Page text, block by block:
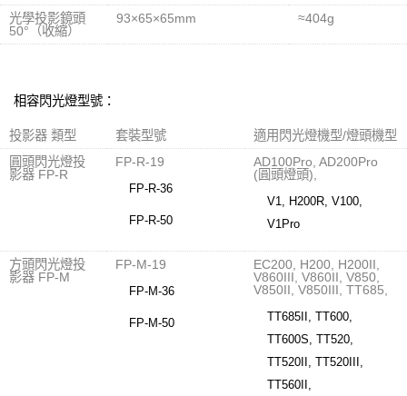
光學投影鏡頭
50°（收縮）
93×65×65mm ≈404g
相容閃光燈型號：
投影器 類型 套裝型號
適用閃光燈機型/燈頭機型
圓頭閃光燈投
影器 FP-R
FP-R-19
FP-R-36
FP-R-50
AD100Pro, AD200Pro
(圓頭燈頭),
V1, H200R, V100,
V1Pro
方頭閃光燈投
影器 FP-M
FP-M-19
FP-M-36
FP-M-50
EC200, H200, H200II,
V860III, V860II, V850,
V850II, V850III, TT685,
TT685II, TT600,
TT600S, TT520,
TT520II, TT520III,
TT560II,